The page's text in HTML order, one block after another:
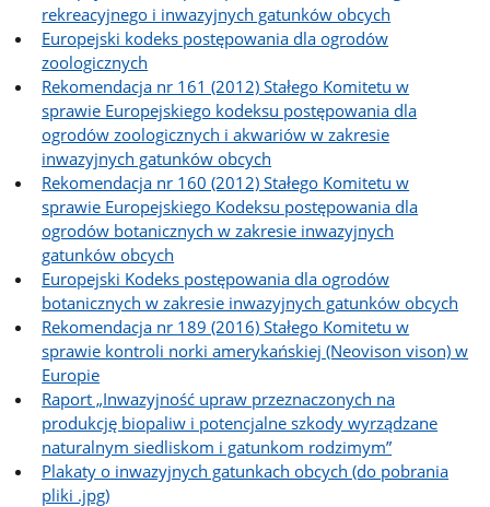
rekreacyjnego i inwazyjnych gatunków obcych
Europejski kodeks postępowania dla ogrodów
zoologicznych
Rekomendacja nr 161 (2012) Stałego Komitetu w
sprawie Europejskiego kodeksu postępowania dla
ogrodów zoologicznych i akwariów w zakresie
inwazyjnych gatunków obcych
Rekomendacja nr 160 (2012) Stałego Komitetu w
sprawie Europejskiego Kodeksu postępowania dla
ogrodów botanicznych w zakresie inwazyjnych
gatunków obcych
Europejski Kodeks postępowania dla ogrodów
botanicznych w zakresie inwazyjnych gatunków obcych
Rekomendacja nr 189 (2016) Stałego Komitetu w
sprawie kontroli norki amerykańskiej (Neovison vison) w
Europie
Raport „Inwazyjność upraw przeznaczonych na
produkcję biopaliw i potencjalne szkody wyrządzane
naturalnym siedliskom i gatunkom rodzimym”
Plakaty o inwazyjnych gatunkach obcych (do pobrania
pliki .jpg)